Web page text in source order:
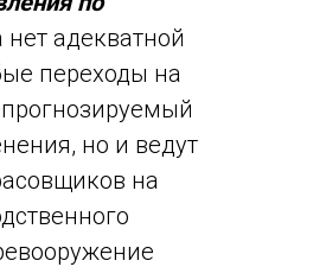
адекватной
переходы на
но и ведут
на